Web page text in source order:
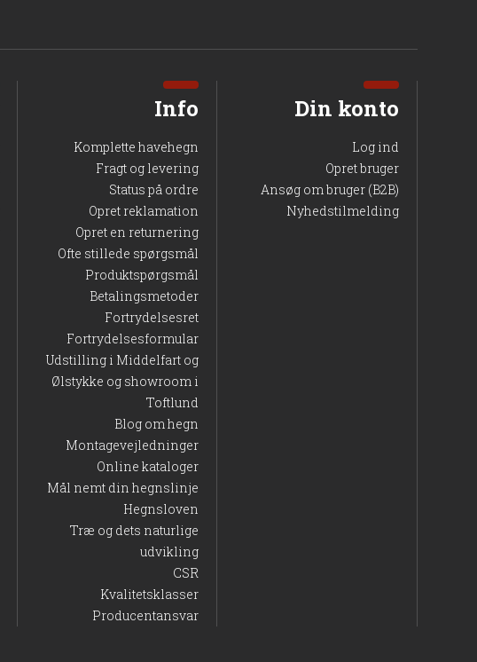
Info
Komplette havehegn
Fragt og levering
Status på ordre
Opret reklamation
Opret en returnering
Ofte stillede spørgsmål
Produktspørgsmål
Betalingsmetoder
Fortrydelsesret
Fortrydelsesformular
Udstilling i Middelfart og
Ølstykke og showroom i
Toftlund
Blog om hegn
Montagevejledninger
Online kataloger
Mål nemt din hegnslinje
Hegnsloven
Træ og dets naturlige
udvikling
CSR
Kvalitetsklasser
Producentansvar
Din konto
Log ind
Opret bruger
Ansøg om bruger (B2B)
Nyhedstilmelding